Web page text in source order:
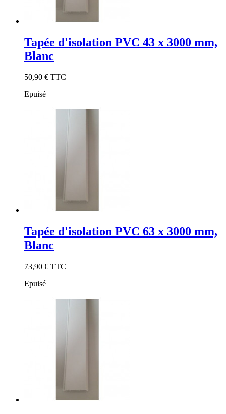
Tapée d'isolation PVC 43 x 3000 mm,
Blanc
50,90 € TTC
Epuisé
Tapée d'isolation PVC 63 x 3000 mm,
Blanc
73,90 € TTC
Epuisé